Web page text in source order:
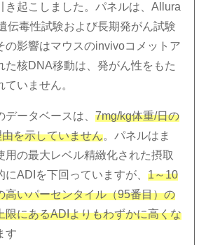
き起こしました。パネルは、Allura
伝毒性試験および長期発がん試験
の影響はマウスのinvivoコメットア
た核DNA移動は、発がん性をもた
いません。
データベースは、7mg/kg体重/日の
を示していません。パネルはま
用の最大レベル精緻化された摂取
にADIを下回っていますが、1～10
高いパーセンタイル（95番目）の
限にあるADIよりもわずかに高くな
す